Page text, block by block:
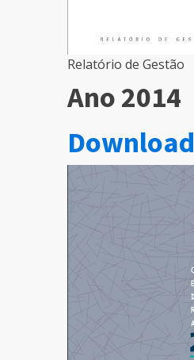
Relatório de Gestão
Ano 2014
Download